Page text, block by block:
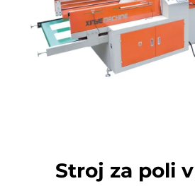
Stroj za poli